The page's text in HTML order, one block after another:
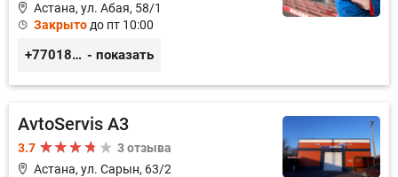
Астана, ул. Абая, 58/1
Закрыто до пт 10:00
+77018150536 - показать
AvtoServis A3
3.7
3 отзыва
Астана, ул. Сарын, 63/2